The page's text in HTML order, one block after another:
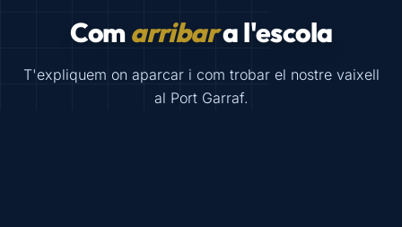
Comarribara l'escola
T'expliquem on aparcar i com trobar el nostre vaixell
al Port Garraf.